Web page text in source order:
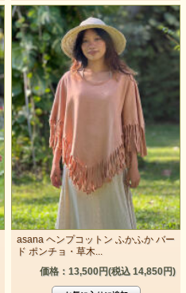
asana ヘンプコットン ふかふか バー
ド ポンチョ・草木...
価格：13,500円(税込 14,850円)